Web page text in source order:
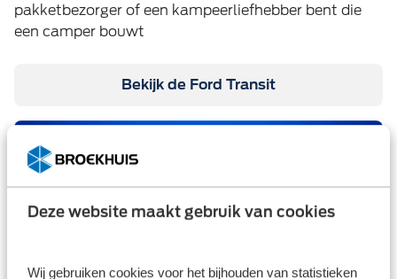
Deze website maakt gebruik van cookies
Wij gebruiken cookies voor het bijhouden van statistieken
pakketbezorger of een kampeerliefhebber bent die
een camper bouwt
Bekijk de Ford Transit